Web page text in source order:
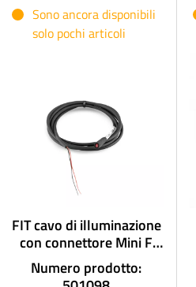
Sono ancora disponibili
solo pochi articoli
FIT cavo di illuminazione
con connettore Mini F
per luce posteriore senza
connettore
Numero prodotto: